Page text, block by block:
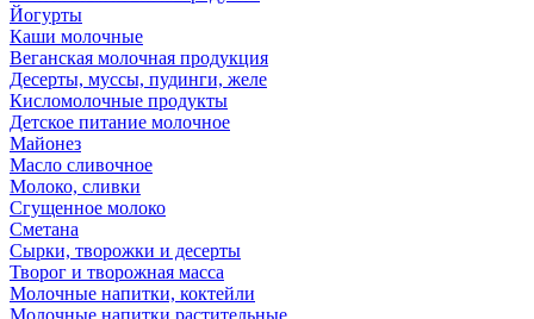
Йогурты
Каши молочные
Веганская молочная продукция
Десерты, муссы, пудинги, желе
Кисломолочные продукты
Детское питание молочное
Майонез
Масло сливочное
Молоко, сливки
Сгущенное молоко
Сметана
Сырки, творожки и десерты
Творог и творожная масса
Молочные напитки, коктейли
Молочные напитки растительные